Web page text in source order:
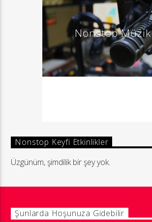
Nonstop Müzik
Nonstop Keyfi Etkinlikler
Üzgünüm, şimdilik bir şey yok.
Şunlarda Hoşunuza Gidebilir